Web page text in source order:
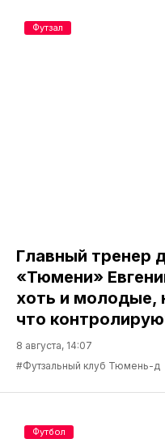
Главный тренер
«Тюмени»
хоть и молодые,
что
8 августа, 14:07
#Футзальный клуб Тюмень-д
Футзал
Футбол